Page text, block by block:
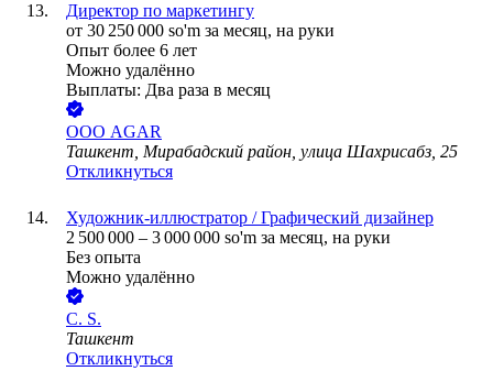
Директор по маркетингу
от 30 250 000 so'm за месяц, на руки
Опыт более 6 лет
Можно удалённо
Выплаты: Два раза в месяц
ООО AGAR
Ташкент, Мирабадский район, улица Шахрисабз, 25
Откликнуться
Художник-иллюстратор / Графический дизайнер
2 500 000 – 3 000 000 so'm за месяц, на руки
Без опыта
Можно удалённо
C. S.
Ташкент
Откликнуться